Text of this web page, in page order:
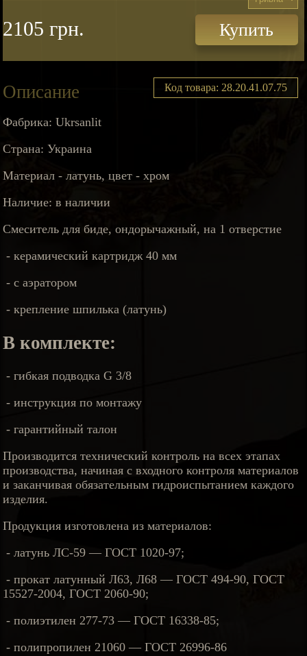
2105 грн. Купить
Описание Код товара: 28.20.41.07.75
Фабрика: Ukrsanlit
Страна: Украина
Материал - латунь, цвет - хром
Наличие: в наличии
Смеситель для биде, ондорычажный, на 1 отверстие
- керамический картридж 40 мм
- с аэратором
- крепление шпилька (латунь)
В комплекте:
- гибкая подводка G 3/8
- инструкция по монтажу
- гарантийный талон
Производится технический контроль на всех этапах
производства, начиная с входного контроля материалов
и заканчивая обязательным гидроиспытанием каждого
изделия.
Продукция изготовлена из материалов:
- латунь ЛС-59 — ГОСТ 1020-97;
- прокат латунный Л63, Л68 — ГОСТ 494-90, ГОСТ
15527-2004, ГОСТ 2060-90;
- полиэтилен 277-73 — ГОСТ 16338-85;
- полипропилен 21060 — ГОСТ 26996-86